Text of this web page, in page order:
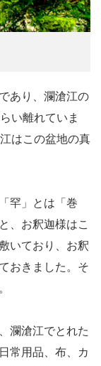
あり、瀾滄江の
い離れていま
はこの盆地の真
罕」とは「巻
、お釈迦様はこ
いており、お釈
おきました。そ
瀾滄江でとれた
常用品、布、カ